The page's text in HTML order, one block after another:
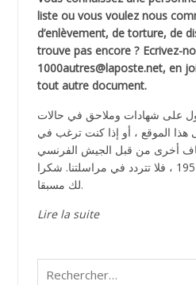
liste ou vous voulez nous
d’enlèvement, de torture, de
trouve pas encore ? Ecrivez-
1000autres@laposte.net, en
tout autre document.
على شهادات وملاحق في حالات
الموقع ، أو إذا كنت ترغب في
أخرى من قبل الجيش الفرنسي
في الجزائر العاصمة عام 1957 ، فلا تتردد في مراسلتنا. شكرا
لك مسبقا.
Lire la suite
Rechercher :